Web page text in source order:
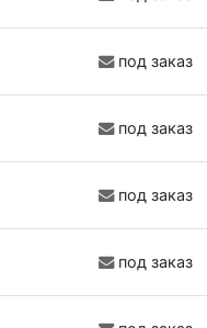
под заказ
под заказ
под заказ
под заказ